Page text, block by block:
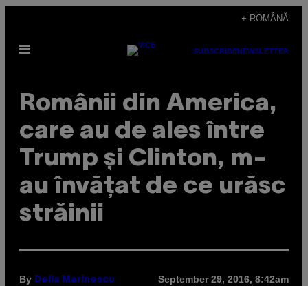
content
+ ROMÂNĂ
Open
SUBSCRIBENEWSLETTER
Românii din America,
care au de ales între
Trump și Clinton, m-
au învățat de ce urăsc
străinii
By Delia Marinescu September 29, 2016, 8:42am